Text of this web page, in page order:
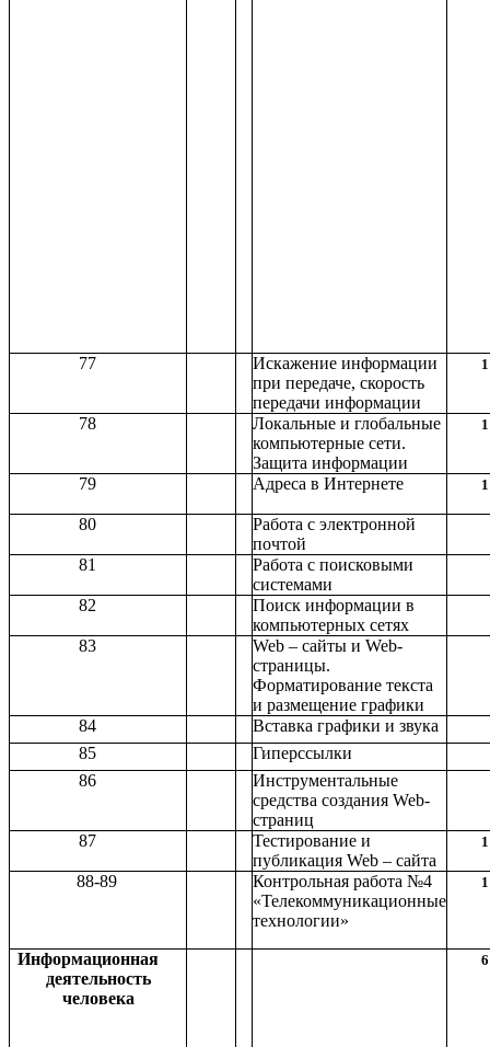
77
Искажение информации
при передаче, скорость
передачи информации
1
78
Локальные и глобальные
компьютерные сети.
Защита информации
1
79 Адреса в Интернете 1
80
Работа с электронной
почтой
81
Работа с поисковыми
системами
82
Поиск информации в
компьютерных сетях
83
Web – сайты и Web-
страницы.
Форматирование текста
и размещение графики
84
Вставка графики и звука
85
Гиперссылки
86
Инструментальные
средства создания Web-
страниц
87
Тестирование и
публикация Web – сайта
1
88-89
Контрольная работа №4
«Телекоммуникационные
технологии»
1
Информационная
деятельность
человека
6